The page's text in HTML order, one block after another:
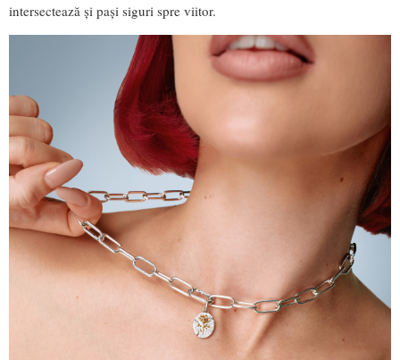
intersectează și pași siguri spre viitor.